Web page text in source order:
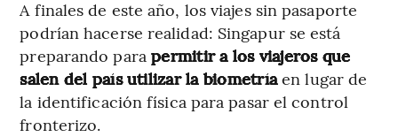
A finales de este año, los viajes sin pasaporte
podrían hacerse realidad: Singapur se está
preparando parapermitir a los viajeros que
salen del país utilizar la biometríaen lugar de
la identificación física para pasar el control
fronterizo.